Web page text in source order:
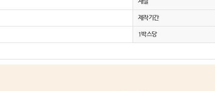
제작기간
1박스당